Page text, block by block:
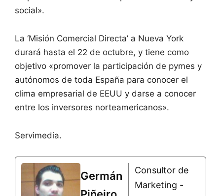
social».
La ‘Misión Comercial Directa’ a Nueva York
durará hasta el 22 de octubre, y tiene como
objetivo «promover la participación de pymes y
autónomos de toda España para conocer el
clima empresarial de EEUU y darse a conocer
entre los inversores norteamericanos».
Servimedia.
Germán
Consultor de
Marketing -